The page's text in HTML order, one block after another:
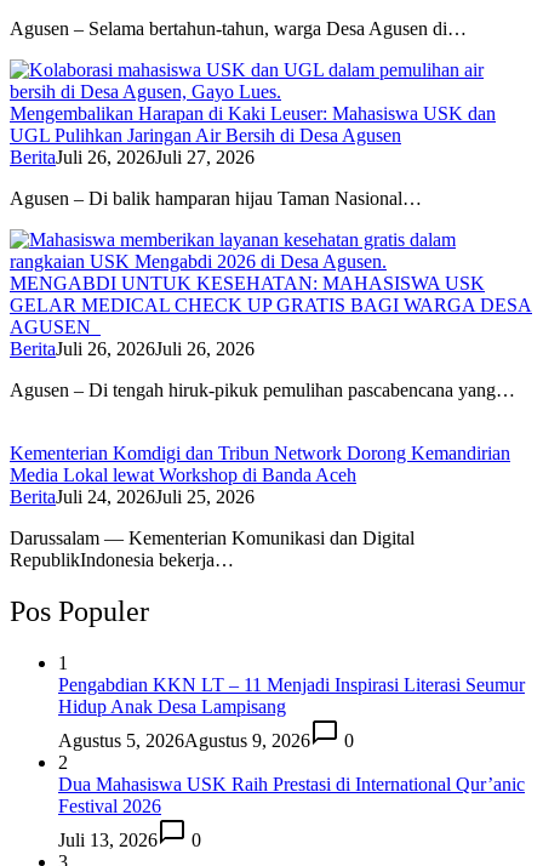
Agusen – Selama bertahun-tahun, warga Desa Agusen di…
Mengembalikan Harapan di Kaki Leuser: Mahasiswa USK dan
UGL Pulihkan Jaringan Air Bersih di Desa Agusen
BeritaJuli 26, 2026Juli 27, 2026
Agusen – Di balik hamparan hijau Taman Nasional…
MENGABDI UNTUK KESEHATAN: MAHASISWA USK
GELAR MEDICAL CHECK UP GRATIS BAGI WARGA DESA
AGUSEN
BeritaJuli 26, 2026Juli 26, 2026
Agusen – Di tengah hiruk-pikuk pemulihan pascabencana yang…
Kementerian Komdigi dan Tribun Network Dorong Kemandirian
Media Lokal lewat Workshop di Banda Aceh
BeritaJuli 24, 2026Juli 25, 2026
Darussalam — Kementerian Komunikasi dan Digital
RepublikIndonesia bekerja…
Pos Populer
1
Pengabdian KKN LT – 11 Menjadi Inspirasi Literasi Seumur
Hidup Anak Desa Lampisang
Agustus 5, 2026Agustus 9, 2026
0
2
Dua Mahasiswa USK Raih Prestasi di International Qur’anic
Festival 2026
Juli 13, 2026
0
3